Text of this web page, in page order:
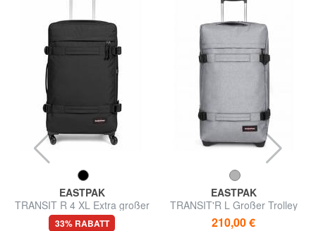
EASTPAK
TRANSIT R 4 XL Extra großer
Trolley
33% RABATT
EASTPAK
TRANSIT'R L Großer Trolley
210,00 €